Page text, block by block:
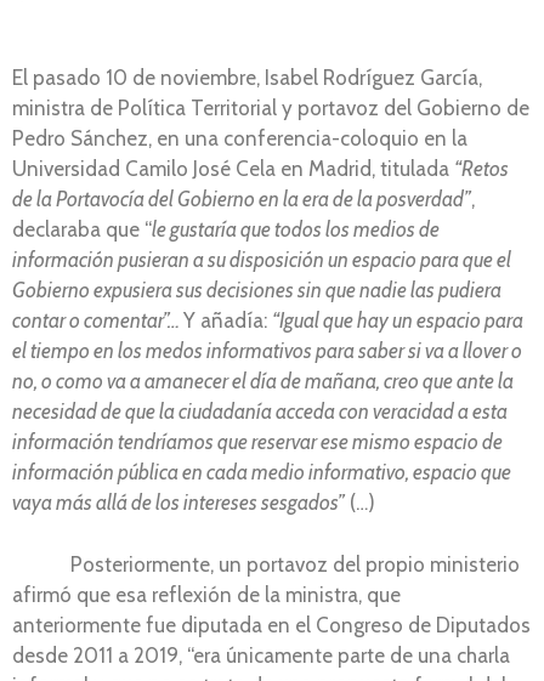
El pasado 10 de noviembre, Isabel Rodríguez García,
ministra de Política Territorial y portavoz del Gobierno de
Pedro Sánchez, en una conferencia-coloquio en la
Universidad Camilo José Cela en Madrid, titulada “Retos
de la Portavocía del Gobierno en la era de la posverdad”,
declaraba que “le gustaría que todos los medios de
información pusieran a su disposición un espacio para que el
Gobierno expusiera sus decisiones sin que nadie las pudiera
contar o comentar”… Y añadía: “Igual que hay un espacio para
el tiempo en los medos informativos para saber si va a llover o
no, o como va a amanecer el día de mañana, creo que ante la
necesidad de que la ciudadanía acceda con veracidad a esta
información tendríamos que reservar ese mismo espacio de
información pública en cada medio informativo, espacio que
vaya más allá de los intereses sesgados” (…)
Posteriormente, un portavoz del propio ministerio
afirmó que esa reflexión de la ministra, que
anteriormente fue diputada en el Congreso de Diputados
desde 2011 a 2019, “era únicamente parte de una charla